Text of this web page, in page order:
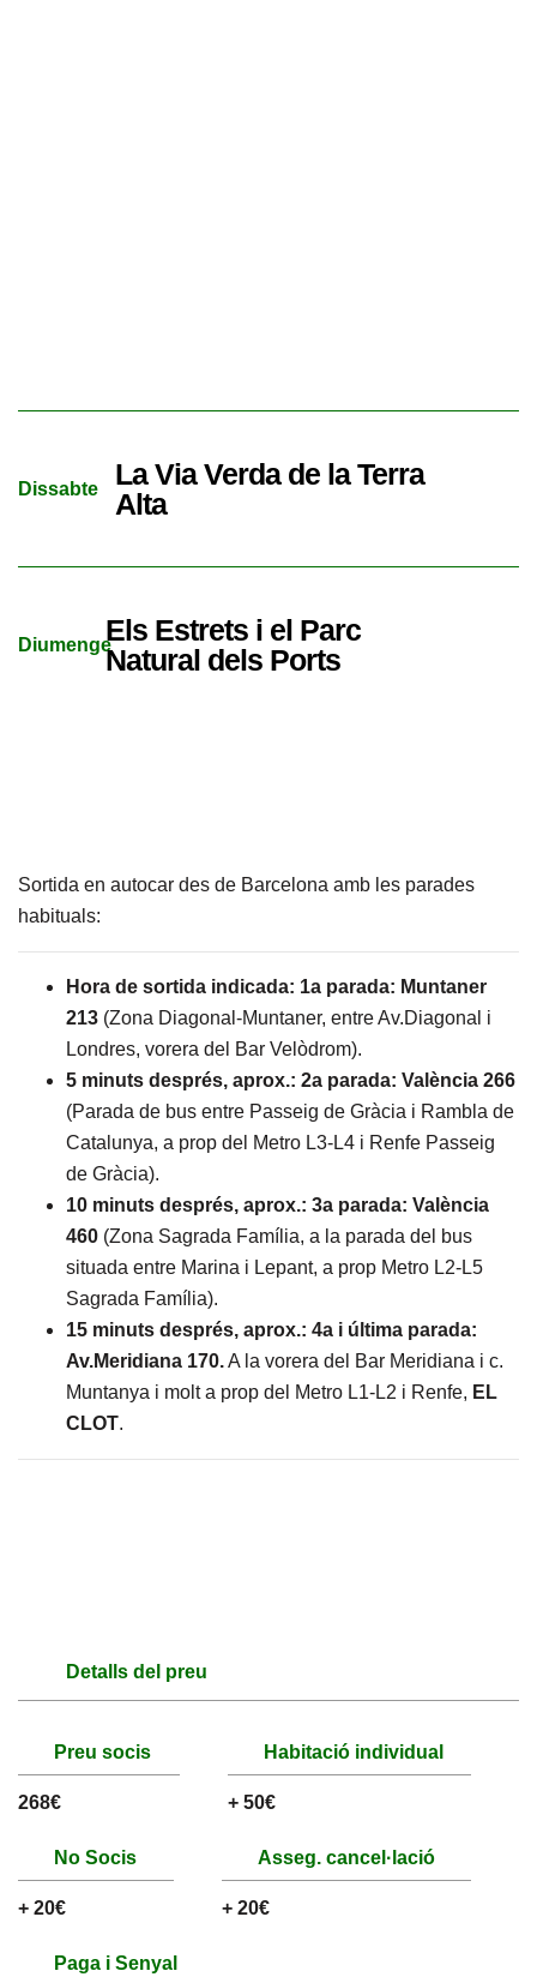
Dissabte
La Via Verda de la Terra
Alta
DiumengeEls Estrets i el Parc
Natural dels Ports
Sortida en autocar des de Barcelona amb les parades
habituals:
Hora de sortida indicada: 1a parada: Muntaner
213 (Zona Diagonal-Muntaner, entre Av.Diagonal i
Londres, vorera del Bar Velòdrom).
5 minuts després, aprox.: 2a parada: València 266
(Parada de bus entre Passeig de Gràcia i Rambla de
Catalunya, a prop del Metro L3-L4 i Renfe Passeig
de Gràcia).
10 minuts després, aprox.: 3a parada: València
460 (Zona Sagrada Família, a la parada del bus
situada entre Marina i Lepant, a prop Metro L2-L5
Sagrada Família).
15 minuts després, aprox.: 4a i última parada:
Av.Meridiana 170.A la vorera del Bar Meridiana i c.
Muntanya i molt a prop del Metro L1-L2 i Renfe, EL
CLOT.
Detalls del preu
Preu socis
268€
Habitació individual
+ 50€
No Socis
+ 20€
Asseg. cancel·lació
+ 20€
Paga i Senyal